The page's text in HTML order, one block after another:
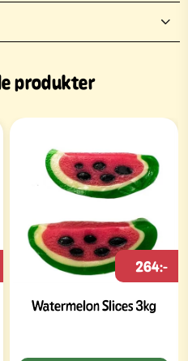
produkter
Watermelon Slices 3kg
264:-